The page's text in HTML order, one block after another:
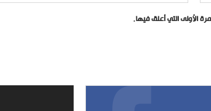
الأولى التي أعلق فيها.